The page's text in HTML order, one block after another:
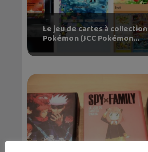
Le jeu de cartes à collection
Pokémon (JCC Pokémon...